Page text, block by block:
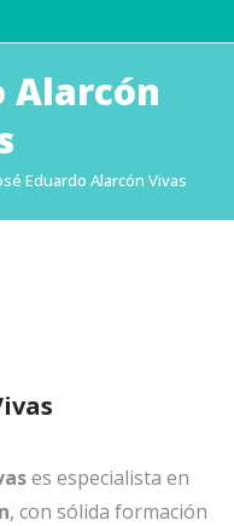
Alarcón
Eduardo Alarcón Vivas
es especialista en
, con sólida formación